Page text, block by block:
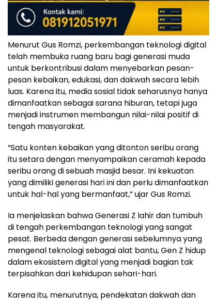
Menurut Gus Romzi, perkembangan teknologi digital
telah membuka ruang baru bagi generasi muda
untuk berkontribusi dalam menyebarkan pesan-
pesan kebaikan, edukasi, dan dakwah secara lebih
luas. Karena itu, media sosial tidak seharusnya hanya
dimanfaatkan sebagai sarana hiburan, tetapi juga
menjadi instrumen membangun nilai-nilai positif di
tengah masyarakat.
“Satu konten kebaikan yang ditonton seribu orang
itu setara dengan menyampaikan ceramah kepada
seribu orang di sebuah masjid besar. Ini kekuatan
yang dimiliki generasi hari ini dan perlu dimanfaatkan
untuk hal-hal yang bermanfaat,” ujar Gus Romzi.
Ia menjelaskan bahwa Generasi Z lahir dan tumbuh
di tengah perkembangan teknologi yang sangat
pesat. Berbeda dengan generasi sebelumnya yang
mengenal teknologi sebagai alat bantu, Gen Z hidup
dalam ekosistem digital yang menjadi bagian tak
terpisahkan dari kehidupan sehari-hari.
Karena itu, menurutnya, pendekatan dakwah dan